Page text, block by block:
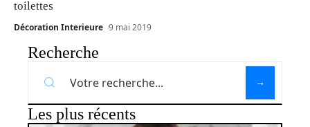
toilettes
Décoration Interieure 9 mai 2019
Recherche
Les plus récents